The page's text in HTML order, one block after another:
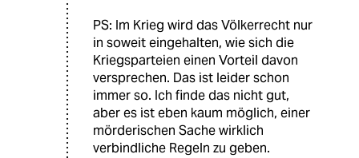
PS: Im Krieg wird das Völkerrecht nur
in soweit eingehalten, wie sich die
Kriegsparteien einen Vorteil davon
versprechen. Das ist leider schon
immer so. Ich finde das nicht gut,
aber es ist eben kaum möglich, einer
mörderischen Sache wirklich
verbindliche Regeln zu geben.